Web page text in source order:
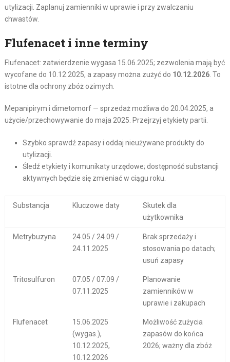
utylizacji. Zaplanuj zamienniki w uprawie i przy zwalczaniu
chwastów.
Flufenacet i inne terminy
Flufenacet: zatwierdzenie wygasa 15.06.2025; zezwolenia mają być
wycofane do 10.12.2025, a zapasy można zużyć do 10.12.2026. To
istotne dla ochrony zbóż ozimych.
Mepanipirym i dimetomorf — sprzedaż możliwa do 20.04.2025, a
użycie/przechowywanie do maja 2025. Przejrzyj etykiety partii.
Szybko sprawdź zapasy i oddaj nieużywane produkty do
utylizacji.
Śledź etykiety i komunikaty urzędowe; dostępność substancji
aktywnych będzie się zmieniać w ciągu roku.
Substancja Kluczowe daty
Skutek dla
użytkownika
Metrybuzyna
24.05 / 24.09 /
24.11.2025
Brak sprzedaży i
stosowania po datach;
usuń zapasy
Tritosulfuron
07.05 / 07.09 /
07.11.2025
Planowanie
zamienników w
uprawie i zakupach
Flufenacet
15.06.2025
(wygas.),
10.12.2025,
10.12.2026
Możliwość zużycia
zapasów do końca
2026; ważny dla zbóż